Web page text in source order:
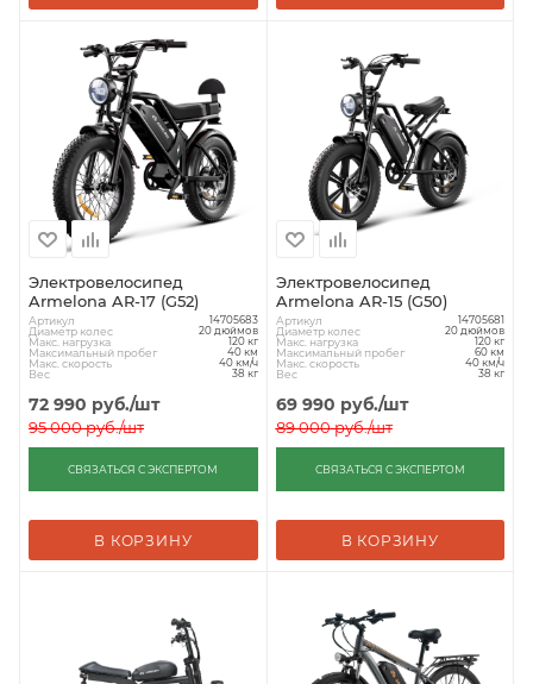
Электровелосипед
Armelona AR-17 (G52)
Артикул 14705683
Диаметр колес 20 дюймов
Макс. нагрузка 120 кг
Максимальный пробег 40 км
Макс. скорость 40 км/ч
Вес 38 кг
72 990 руб./шт
95 000руб./шт
СВЯЗАТЬСЯ С ЭКСПЕРТОМ
В КОРЗИНУ
Электровелосипед
Armelona AR-15 (G50)
Артикул 14705681
Диаметр колес 20 дюймов
Макс. нагрузка 120 кг
Максимальный пробег 60 км
Макс. скорость 40 км/ч
Вес 38 кг
69 990 руб./шт
89 000руб./шт
СВЯЗАТЬСЯ С ЭКСПЕРТОМ
В КОРЗИНУ